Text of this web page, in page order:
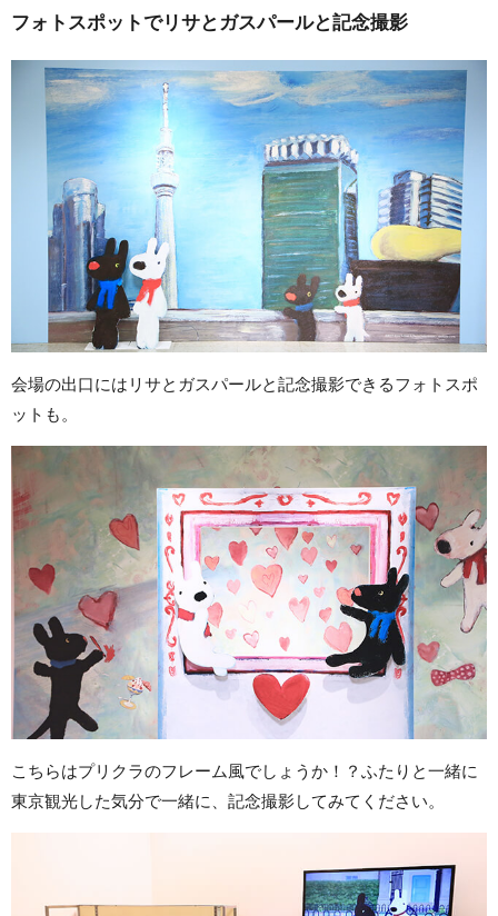
フォトスポットでリサとガスパールと記念撮影
会場の出口にはリサとガスパールと記念撮影できるフォトスポ
ットも。
こちらはプリクラのフレーム風でしょうか！？ふたりと一緒に
東京観光した気分で一緒に、記念撮影してみてください。